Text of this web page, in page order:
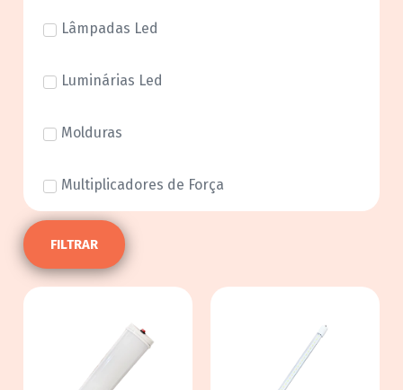
Lâmpadas Led
Luminárias Led
Molduras
Multiplicadores de Força
FILTRAR